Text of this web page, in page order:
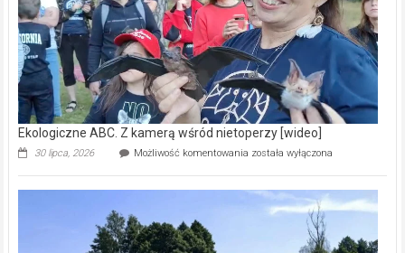
Ekologiczne ABC. Z kamerą wśród nietoperzy [wideo]
30 lipca, 2026 Możliwość komentowania Ekologiczne
kamerą
wśród
została wyłączona